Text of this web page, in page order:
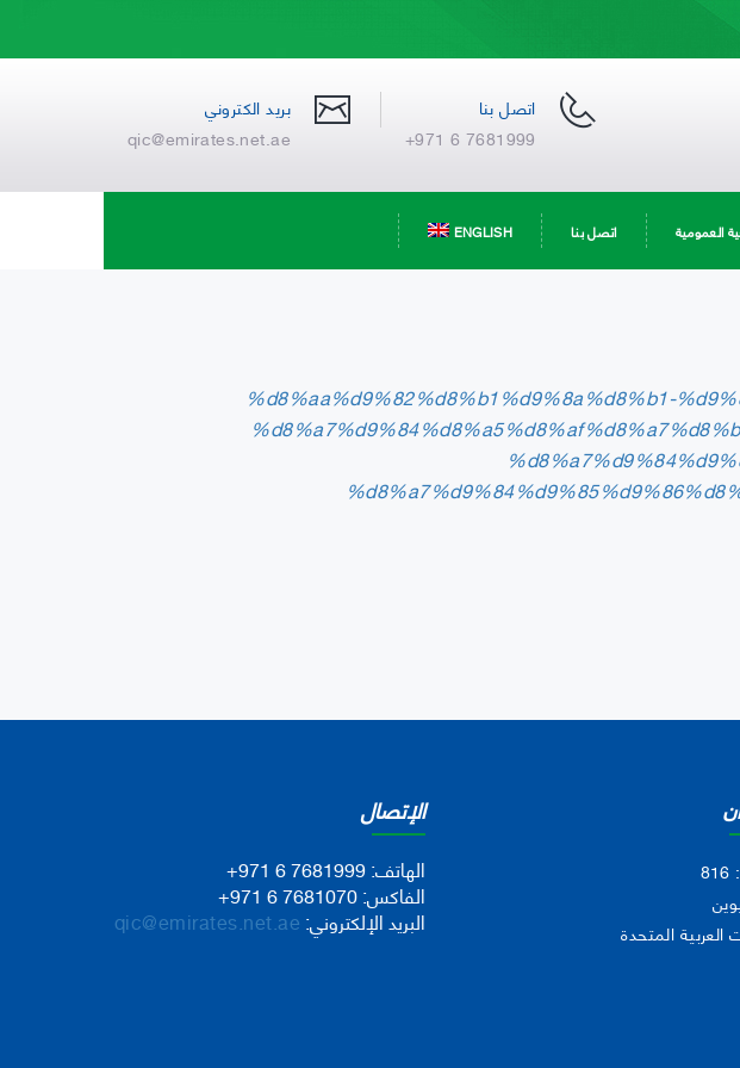
اتصل بنا
+971 6 7681999
بريد الكتروني
qic@emirates.net.ae
العمومية اتصل بنا ENGLISH
%d8%aa%d9%82%d8%b1%d9%8a%d8%b1-
العربية المتحدة
الإتصال
الهاتف:+971 6 7681999
الفاكس:+971 6 7681070
البريد الإلكتروني: qic@emirates.net.ae